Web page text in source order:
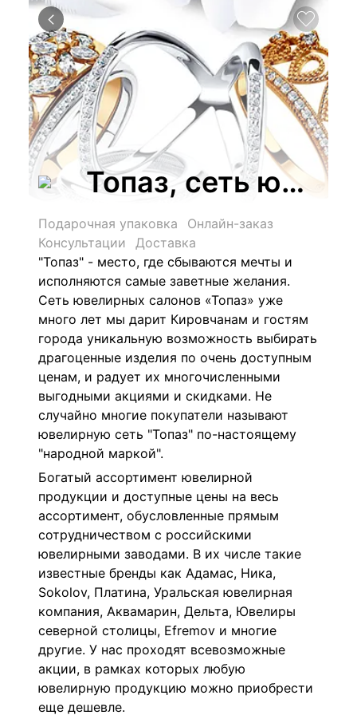
Топаз, сеть
Подарочная упаковка
Онлайн-заказ
Консультации
Доставка
"Топаз" - место, где сбываются мечты и
исполняются самые заветные желания.
Сеть ювелирных салонов «Топаз» уже
много лет мы дарит Кировчанам и гостям
города уникальную возможность выбирать
драгоценные изделия по очень доступным
ценам, и радует их многочисленными
выгодными акциями и скидками. Не
случайно многие покупатели называют
ювелирную сеть "Топаз" по-настоящему
"народной маркой".
Богатый ассортимент ювелирной
продукции и доступные цены на весь
ассортимент, обусловленные прямым
сотрудничеством с российскими
ювелирными заводами. В их числе такие
известные бренды как Адамас, Ника,
Sokolov, Платина, Уральская ювелирная
компания, Аквамарин, Дельта, Ювелиры
северной столицы, Efremov и многие
другие. У нас проходят всевозможные
акции, в рамках которых любую
ювелирную продукцию можно приобрести
еще дешевле.